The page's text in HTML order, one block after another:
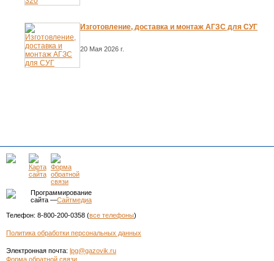
Изготовление, доставка и монтаж АГЗС для СУГ
20 Мая 2026 г.
Программирование
сайта —Сайтмедиа
Телефон: 8-800-200-0358 (все телефоны)
Политика обработки персональных данных
Электронная почта: lpg@gazovik.ru
Форма обратной связи